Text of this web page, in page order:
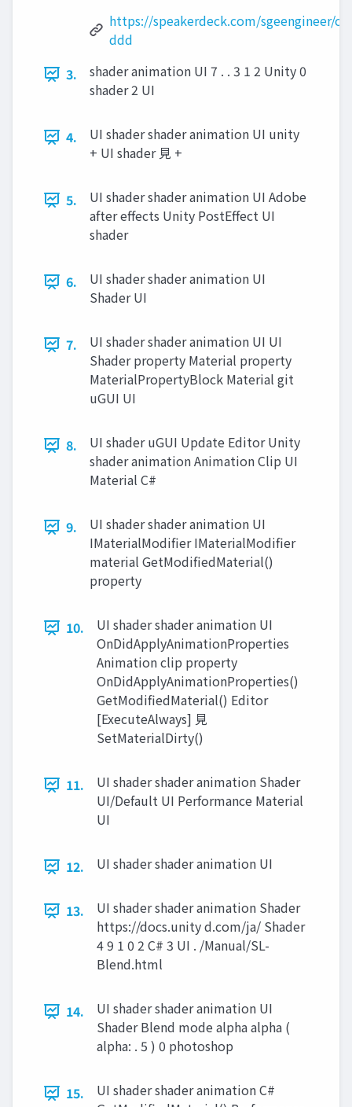
https://speakerdeck.com/sgeengineer/
ddd
3.
shader animation UI 7 . . 3 1 2 Unity 0
shader 2 UI
4.
UI shader shader animation UI unity
+ UI shader ⾒ +
5.
UI shader shader animation UI Adobe
after effects Unity PostEffect UI
shader
6.
UI shader shader animation UI
Shader UI
7.
UI shader shader animation UI UI
Shader property Material property
MaterialPropertyBlock Material git
uGUI UI
8.
UI shader uGUI Update Editor Unity
shader animation Animation Clip UI
Material C#
9.
UI shader shader animation UI
IMaterialModifier IMaterialModifier
material GetModifiedMaterial()
property
10.
UI shader shader animation UI
OnDidApplyAnimationProperties
Animation clip property
OnDidApplyAnimationProperties()
GetModifiedMaterial() Editor
[ExecuteAlways] ⾒
SetMaterialDirty()
11.
UI shader shader animation Shader
UI/Default UI Performance Material
UI
12. UI shader shader animation UI
13.
UI shader shader animation Shader
https://docs.unity d.com/ja/ Shader
4 9 1 0 2 C# 3 UI . /Manual/SL-
Blend.html
14.
UI shader shader animation UI
Shader Blend mode alpha alpha (
alpha: . 5 ) 0 photoshop
15.
UI shader shader animation C#